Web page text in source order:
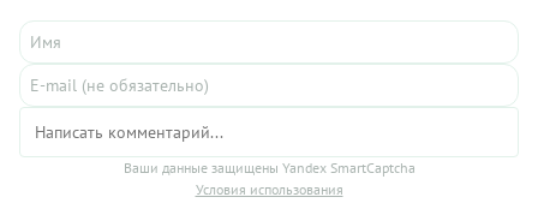
Ваши данные защищены Yandex SmartCaptcha
Условия использования